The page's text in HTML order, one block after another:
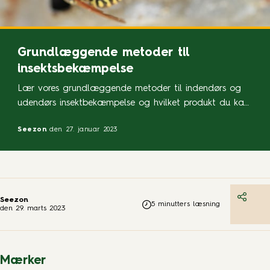
Grundlæggende metoder til
insektsbekæmpelse
Lær vores grundlæggende metoder til indendørs og
udendørs insektbekæmpelse og hvilket produkt du kan
Seezon den 27. januar 2023
Seezon
den 29. marts 2023
5 minutters læsning
Mærker